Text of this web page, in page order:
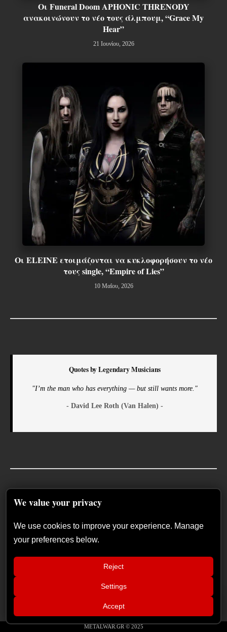
Οι Funeral Doom APHONIC THRENODY
ανακοινώνουν το νέο τους άλμπουμ, “Grace My
Hear”
21 Ιουνίου, 2026
Οι ELEINE ετοιμάζονται να κυκλοφορήσουν το νέο
τους single, “Empire of Lies”
10 Μαΐου, 2026
Quotes by Legendary Musicians
"I’m the man who has everything — but still wants more."
- David Lee Roth (Van Halen) -
METALWAR.GR © 2025
We value your privacy
We use cookies to improve your experience. Manage
your preferences below.
Reject
Settings
Accept
Plovdiv BG – Day 3. Paradise Lost,
Nevermore, Lamb of God και ένα
ιδανικό φινάλε στο Πλόβντιβ